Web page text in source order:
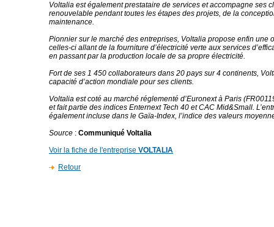
Voltalia est également prestataire de services et accompagne ses
renouvelable pendant toutes les étapes des projets, de la
maintenance.
Pionnier sur le marché des entreprises, Voltalia propose enfin une
celles-ci allant de la fourniture d’électricité verte aux services
en passant par la production locale de sa propre électricité.
Fort de ses 1 450 collaborateurs dans 20 pays sur 4 continents,
capacité d’action mondiale pour ses clients.
Voltalia est coté au marché réglementé d’Euronext à Paris
et fait partie des indices Enternext Tech 40 et CAC Mid&Small.
également incluse dans le Gaïa-Index, l’indice des valeurs
Source : Communiqué Voltalia
Voir la fiche de l'entreprise VOLTALIA
Retour